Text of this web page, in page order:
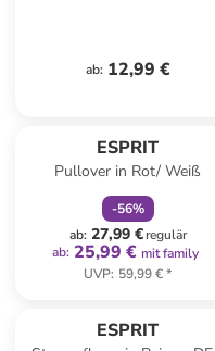
ab: 12,99 €
ESPRIT
Pullover in Rot/ Weiß
-56%
ab: 27,99 €regulär
ab: 25,99 € mit family
UVP: 59,99 €*
ESPRIT